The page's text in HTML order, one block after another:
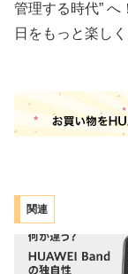
管理する時代” へ
日をもっと楽し
関連